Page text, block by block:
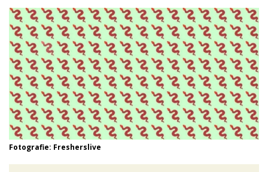
Fotografie: Fresherslive